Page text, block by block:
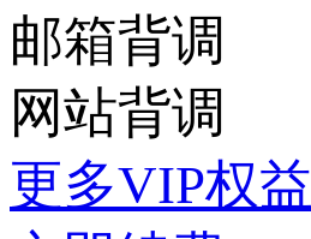
邮箱背调
网站背调
更多VIP权益